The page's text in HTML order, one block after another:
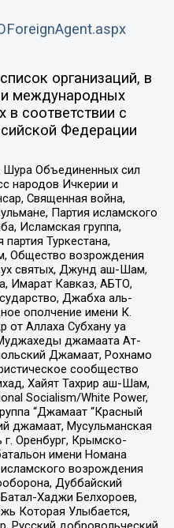
организаций, в
международных
в соответствии с
Федерации
Объединенных сил
народов Ичкерии и
Священная война,
Партия исламского
Исламская группа,
Туркестана,
Общество возрождения
святых, Джунд аш-Шам,
Имарат Кавказ, АБТО,
Джабха аль-
ополчение имени К.
Аллаха Субхану уа
джамаата Ат-
Джамаат, Рохнамо
сообщество
Хайят Тахрир аш-Шам,
Socialism/White Power,
“Джамаат “Красный
джамаат, Мусульманская
г. Оренбург, Крымско-
имени Номана
возрождения
Дуббайский
Хаджи Белхороев,
Которая Улыбается,